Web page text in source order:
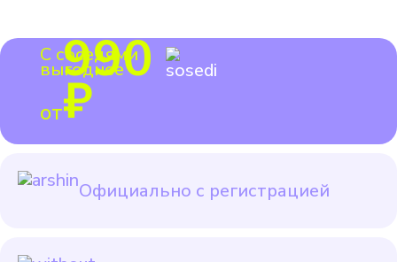
С соседями
выгоднее
от
990
₽
Официально с регистрацией